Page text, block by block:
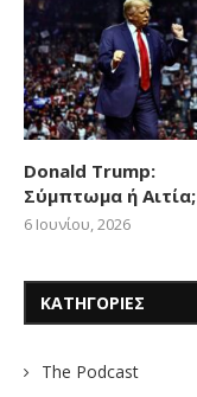
Donald Trump:
Σύμπτωμα ή Αιτία;
6 Ιουνίου, 2026
ΚΑΤΗΓΟΡΙΕΣ
The Podcast